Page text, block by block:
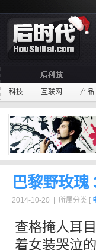
科技 互联网 产品
巴黎野玫瑰
2014-10-20 | 所属分类 [
查格掩人耳
着女装哭泣